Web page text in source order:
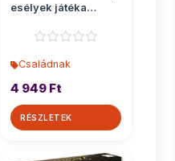
esélyek játéka
Családnak
4 949 Ft
RÉSZLETEK